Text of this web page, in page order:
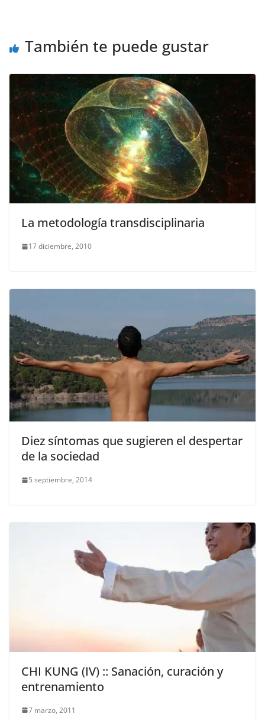
También te puede gustar
La metodología transdisciplinaria
17 diciembre, 2010
Diez síntomas que sugieren el despertar
de la sociedad
5 septiembre, 2014
CHI KUNG (IV) :: Sanación, curación y
entrenamiento
7 marzo, 2011